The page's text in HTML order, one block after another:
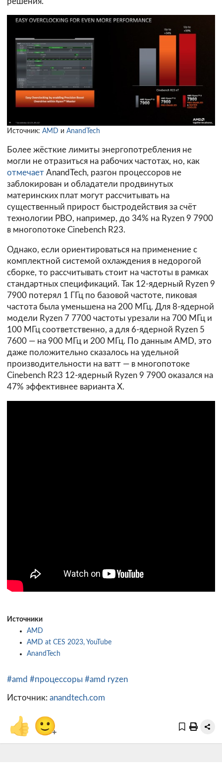
Источник: AMD и AnandTech
Более жёсткие лимиты энергопотребления не
могли не отразиться на рабочих частотах, но, как
отмечает AnandTech, разгон процессоров не
заблокирован и обладатели продвинутых
материнских плат могут рассчитывать на
существенный прирост быстродействия за счёт
технологии PBO, например, до 34% на Ryzen 9 7900
в многопотоке Cinebench R23.
Однако, если ориентироваться на применение с
комплектной системой охлаждения в недорогой
сборке, то рассчитывать стоит на частоты в рамках
стандартных спецификаций. Так 12-ядерный Ryzen 9
7900 потерял 1 ГГц по базовой частоте, пиковая
частота была уменьшена на 200 МГц. Для 8-ядерной
модели Ryzen 7 7700 частоты урезали на 700 МГц и
100 МГц соответственно, а для 6-ядерной Ryzen 5
7600 — на 900 МГц и 200 МГц. По данным AMD, это
даже положительно сказалось на удельной
производительности на ватт — в многопотоке
Cinebench R23 12-ядерный Ryzen 9 7900 оказался на
47% эффективнее варианта X.
Источники
AMD
AMD at CES 2023, YouTube
AnandTech
#amd #процессоры #amd ryzen
Источник: anandtech.com
👍 🙂+